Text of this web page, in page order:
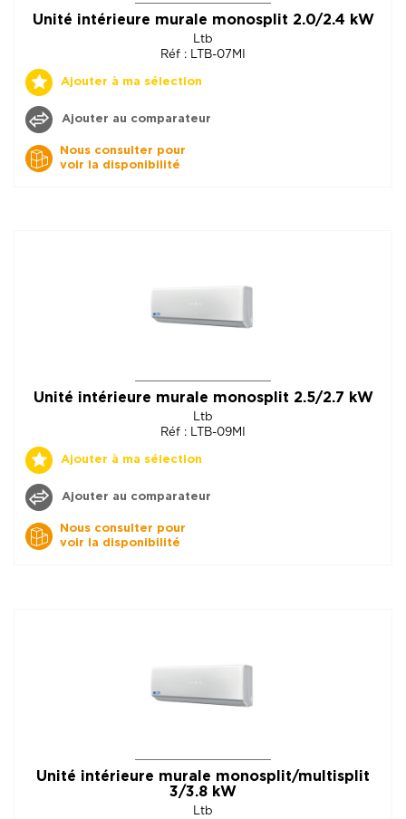
Unité intérieure murale monosplit 2.0/2.4 kW
Ltb
Réf : LTB-07MI
Ajouter à ma sélection
Ajouter au comparateur
Nous consulter pour
voir la disponibilité
Unité intérieure murale monosplit 2.5/2.7 kW
Ltb
Réf : LTB-09MI
Ajouter à ma sélection
Ajouter au comparateur
Nous consulter pour
voir la disponibilité
Unité intérieure murale monosplit/multisplit
3/3.8 kW
Ltb